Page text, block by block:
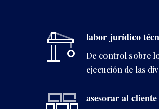
labor jurídico
De control sobre
ejecución de las
asesorar al cliente